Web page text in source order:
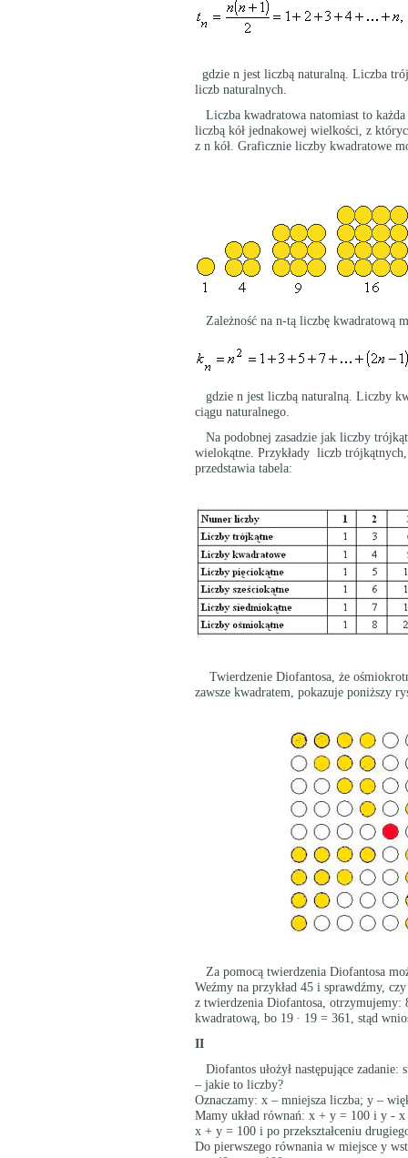
gdzie n jest liczbą naturalną. Liczba
liczb naturalnych.
Liczba kwadratowa natomiast to
liczbą kół jednakowej wielkości, z
z n kół. Graficznie liczby kwadratowe
Zależność na n-tą liczbę kwadratową
gdzie n jest liczbą naturalną. Liczby
ciągu naturalnego.
Na podobnej zasadzie jak liczby
wielokątne. Przykłady liczb
przedstawia tabela:
Twierdzenie Diofantosa, że
zawsze kwadratem, pokazuje poniższy
Za pomocą twierdzenia Diofantosa
Weźmy na przykład 45 i sprawdźmy,
z twierdzenia Diofantosa, otrzymujemy:
kwadratową, bo 19 ∙ 19 = 361, stąd
II
Diofantos ułożył następujące
– jakie to liczby?
Oznaczamy: x – mniejsza liczba; y –
Mamy układ równań: x + y = 100 i y - x
x + y = 100 i po przekształceniu
Do pierwszego równania w miejsce y